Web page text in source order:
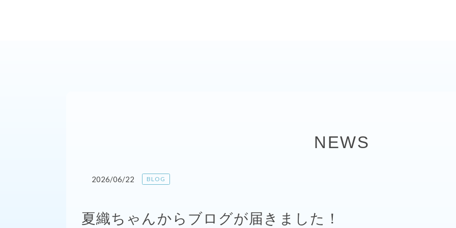
NEWS
2026/06/22 BLOG
夏織ちゃんからブログが届きました！